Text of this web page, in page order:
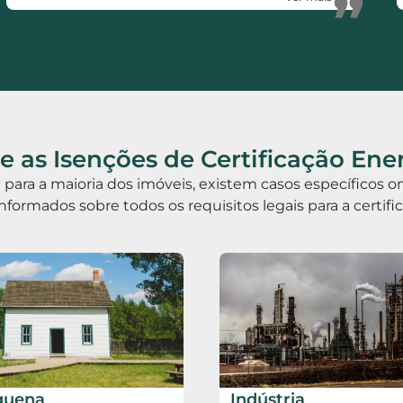
”
as Isenções de Certificação
a maioria dos imóveis, existem casos específicos
sobre todos os requisitos legais para a